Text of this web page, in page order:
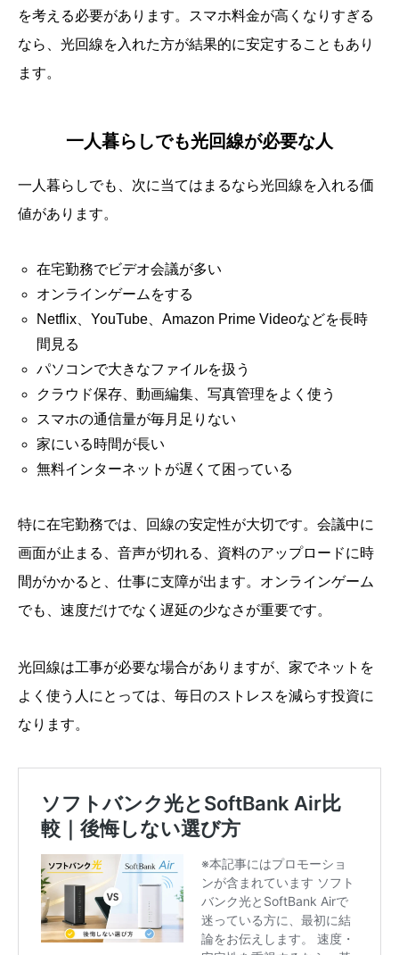
を考える必要があります。スマホ料金が高くなりすぎる
なら、光回線を入れた方が結果的に安定することもあり
ます。
一人暮らしでも光回線が必要な人
一人暮らしでも、次に当てはまるなら光回線を入れる価
値があります。
在宅勤務でビデオ会議が多い
オンラインゲームをする
Netflix、YouTube、Amazon Prime Videoなどを長時
間見る
パソコンで大きなファイルを扱う
クラウド保存、動画編集、写真管理をよく使う
スマホの通信量が毎月足りない
家にいる時間が長い
無料インターネットが遅くて困っている
特に在宅勤務では、回線の安定性が大切です。会議中に
画面が止まる、音声が切れる、資料のアップロードに時
間がかかると、仕事に支障が出ます。オンラインゲーム
でも、速度だけでなく遅延の少なさが重要です。
光回線は工事が必要な場合がありますが、家でネットを
よく使う人にとっては、毎日のストレスを減らす投資に
なります。